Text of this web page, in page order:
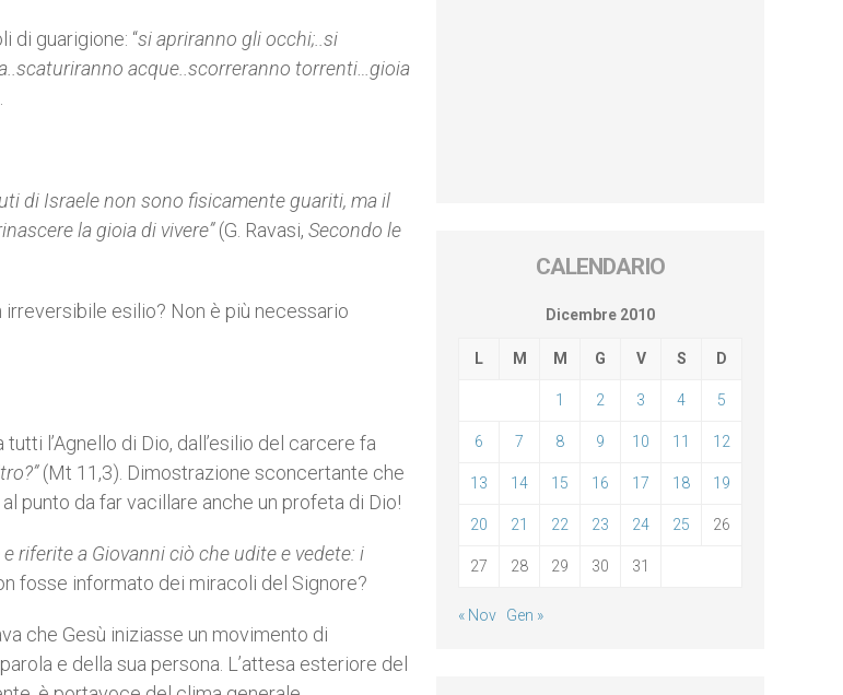
di guarigione: “si apriranno gli occhi;..si
acque..scorreranno torrenti…gioia
di Israele non sono fisicamente guariti, ma il
la gioia di vivere”(G. Ravasi, Secondo le
esilio? Non è più necessario
l’Agnello di Dio, dall’esilio del carcere fa
(Mt 11,3). Dimostrazione sconcertante che
punto da far vacillare anche un profeta di Dio!
riferite a Giovanni ciò che udite e vedete: i
fosse informato dei miracoli del Signore?
che Gesù iniziasse un movimento di
e della sua persona. L’attesa esteriore del
CALENDARIO
Dicembre 2010
L M M G V S D
1 2 3 4 5
6 7 8 9 10 11 12
13 14 15 16 17 18 19
20 21 22 23 24 25 26
27 28 29 30 31
« Nov Gen »